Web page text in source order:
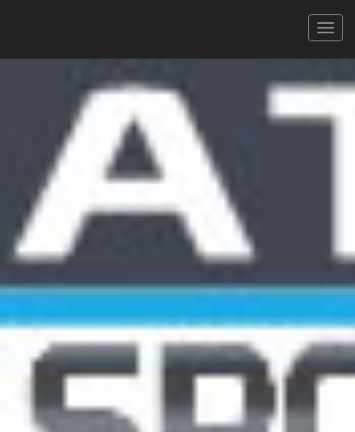
L'Ariégeoise CYCLOSPORTIVE
24/06/2023
ARIÉGEOISE XXL
Signaler une erreur XLS
Hommes
Femmes
280 coureurs
Faites défiler pour voir toutes les colonnes
Rechercher :
Do. Nom & Prénom Sexe
Catégorie
PILLON SÉBASTIEN M